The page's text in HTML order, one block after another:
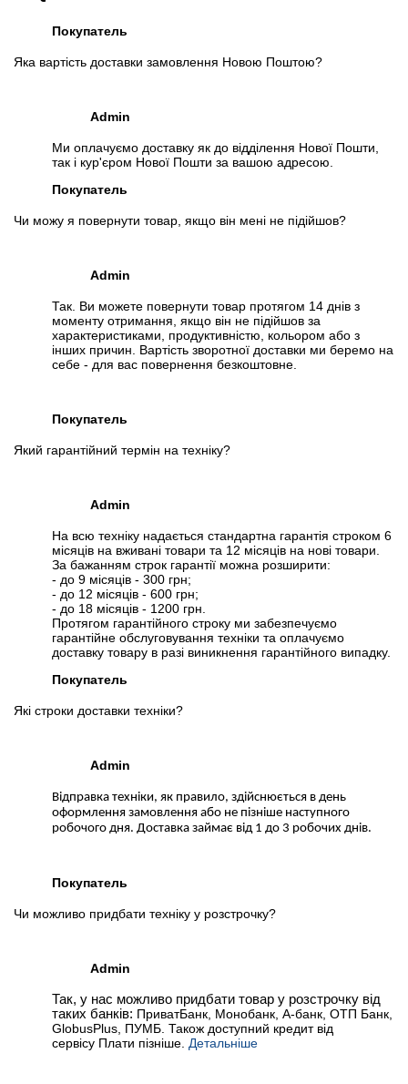
Отслеживать на Facebook
Покупатель
Яка вартість доставки замовлення Новою Поштою?
Admin
Ми оплачуємо доставку як до відділення Нової Пошти,
так і кур'єром Нової Пошти за вашою адресою.
Покупатель
Чи можу я повернути товар, якщо він мені не підійшов?
Admin
Так. Ви можете повернути товар протягом 14 днів з
моменту отримання, якщо він не підійшов за
характеристиками, продуктивністю, кольором або з
інших причин. Вартість зворотної доставки ми беремо на
себе - для вас повернення безкоштовне.
Покупатель
Який гарантійний термін на техніку?
Admin
На всю техніку надається стандартна гарантія строком 6
місяців на вживані товари та 12 місяців на нові товари.
За бажанням строк гарантії можна розширити:
- до 9 місяців - 300 грн;
- до 12 місяців - 600 грн;
- до 18 місяців - 1200 грн.
Протягом гарантійного строку ми забезпечуємо
гарантійне обслуговування техніки та оплачуємо
доставку товару в разі виникнення гарантійного випадку.
Покупатель
Які строки доставки техніки?
Admin
Відправка техніки, як правило, здійснюється в день
оформлення замовлення або не пізніше наступного
робочого дня. Доставка займає від 1 до 3 робочих днів.
Покупатель
Чи можливо придбати техніку у розстрочку?
Admin
Так, у нас можливо придбати товар у розстрочку від
таких банків: ПриватБанк, Монобанк, А-банк, ОТП Банк,
GlobusPlus, ПУМБ. Також доступний кредит від
сервісу Плати пізніше. Детальніше